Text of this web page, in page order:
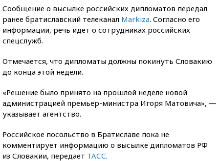
Сообщение о высылке российских дипломатов передал
ранее братиславский телеканал Markiza. Согласно его
информации, речь идет о сотрудниках российских
спецслужб.
Отмечается, что дипломаты должны покинуть Словакию
до конца этой недели.
«Решение было принято на прошлой неделе новой
администрацией премьер-министра Игоря Матовича», —
указывает агентство.
Российское посольство в Братиславе пока не
комментирует информацию о высылке дипломатов РФ
из Словакии, передает ТАСС.